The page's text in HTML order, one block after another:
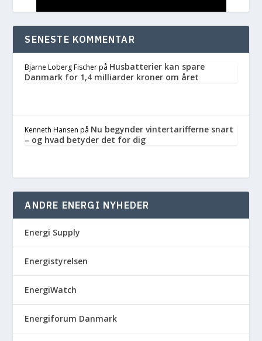
SENESTE KOMMENTAR
Bjarne Loberg Fischerpå Husbatterier kan spare
Danmark for 1,4 milliarder kroner om året
Kenneth Hansen på Nu begynder vintertarifferne snart
– og hvad betyder det for dig
ANDRE ENERGI NYHEDER
Energi Supply
Energistyrelsen
EnergiWatch
Energiforum Danmark